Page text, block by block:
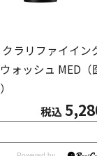
ラリファイイン
ォッシュ MED（
税込